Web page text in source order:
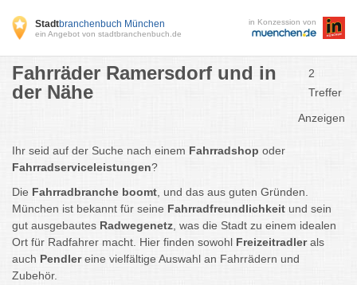
Stadtbranchenbuch München
ein Angebot von stadtbranchenbuch.de
in Konzession von
Fahrräder Ramersdorf und in
der Nähe
2
Treffer
Anzeigen
Ihr seid auf der Suche nach einem Fahrradshop oder
Fahrradserviceleistungen?
Die Fahrradbranche boomt , und das aus guten Gründen.
München ist bekannt für seine Fahrradfreundlichkeit und sein
gut ausgebautes Radwegenetz , was die Stadt zu einem idealen
Ort für Radfahrer macht. Hier finden sowohl Freizeitradlerals
auch Pendlereine vielfältige Auswahl an Fahrrädern und
Zubehör.